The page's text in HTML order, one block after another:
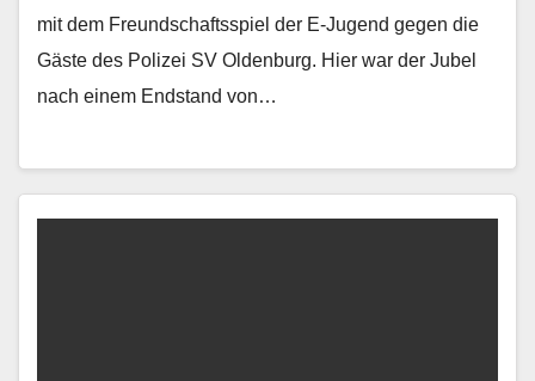
mit dem Freundschaftsspiel der E-Jugend gegen die
Gäste des Polizei SV Oldenburg. Hier war der Jubel
nach einem Endstand von…